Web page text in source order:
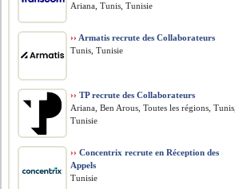
Ariana, Tunis, Tunisie
›› Armatis recrute des Collaborateurs
Tunis, Tunisie
›› TP recrute des Collaborateurs
Ariana, Ben Arous, Toutes les régions, Tunis,
Tunisie
›› Concentrix recrute en Réception des
Appels
Tunisie